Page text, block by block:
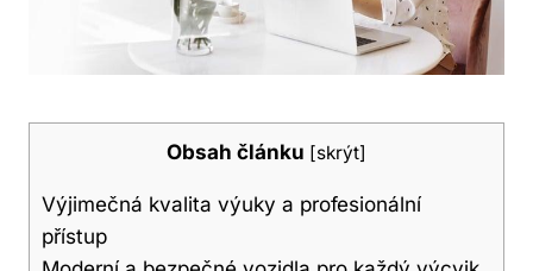
Obsah článku [skrýt]
Výjimečná kvalita výuky a profesionální
přístup